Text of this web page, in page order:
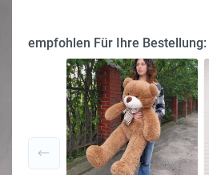
empfohlen Für Ihre Bestellung: